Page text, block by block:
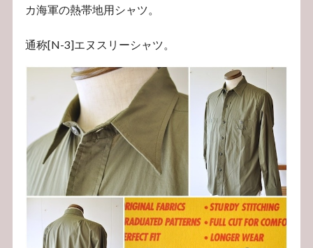
カ海軍の熱帯地用シャツ。
通称[N-3]エヌスリーシャツ。